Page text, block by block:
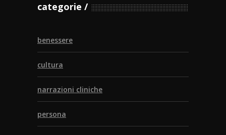
categorie
benessere
cultura
narrazioni cliniche
persona